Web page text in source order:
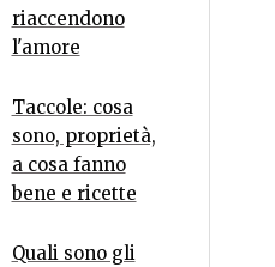
riaccendono
l'amore
Taccole: cosa
sono, proprietà,
a cosa fanno
bene e ricette
Quali sono gli